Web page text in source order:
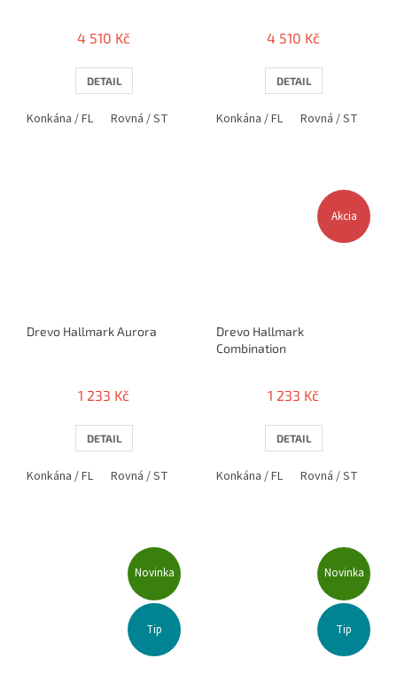
4 510 Kč
DETAIL
Konkána / FL Rovná / ST Anatomická / AN
4 510 Kč
DETAIL
Konkána / FL Rovná / ST
Drevo Hallmark Aurora
1 233 Kč
DETAIL
Konkána / FL Rovná / ST Anatomická / AN
Akcia
Drevo Hallmark
Combination
1 233 Kč
DETAIL
Konkána / FL Rovná / ST
Novinka
Tip
Novinka
Tip